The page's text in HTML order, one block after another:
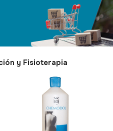
y Fisioterapia